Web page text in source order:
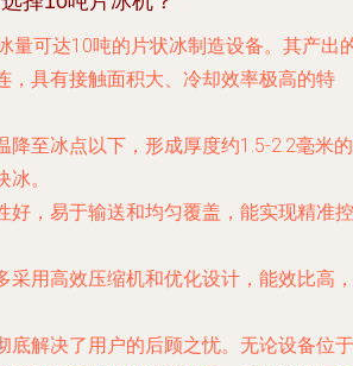
量可达10吨的片状冰制造设备。其产出
，具有接触面积大、冷却效率极高的特
降至冰点以下，形成厚度约1.5-2.2毫米的
。
好，易于输送和均匀覆盖，能实现精准控
采用高效压缩机和优化设计，能效比高，
底解决了用户的后顾之忧。无论设备位于